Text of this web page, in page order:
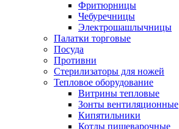
Фритюрницы
Чебуречницы
Электрошашлычницы
Палатки торговые
Посуда
Противни
Стерилизаторы для ножей
Тепловое оборудование
Витрины тепловые
Зонты вентиляционные
Кипятильники
Котлы пищеварочные